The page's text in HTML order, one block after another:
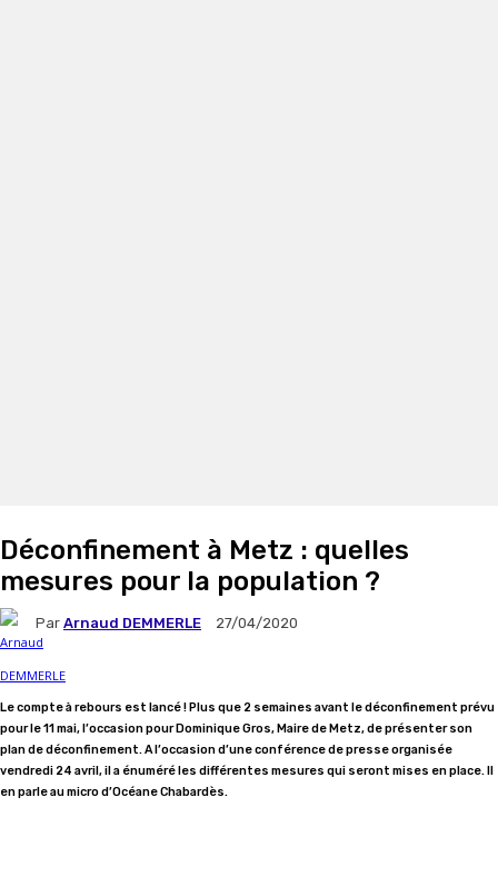
Déconfinement à Metz : quelles
mesures pour la population ?
Par Arnaud DEMMERLE 27/04/2020
Le compte à rebours est lancé ! Plus que 2 semaines avant le déconfinement prévu
pour le 11 mai, l’occasion pour Dominique Gros, Maire de Metz, de présenter son
plan de déconfinement. A l’occasion d’une conférence de presse organisée
vendredi 24 avril, il a énuméré les différentes mesures qui seront mises en place. Il
en parle au micro d’Océane Chabardès.